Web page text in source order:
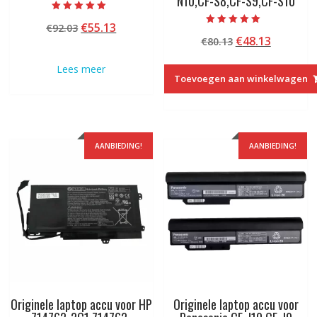
5.00
van 5
€92.03 Oorspronkelijke
€92.03.
€55.13
Lees meer
5.00
van 5
€80.13
was:
€80.13.
€48.13Huidige
is:
€48.13.
Toevoegen aan winkelwagen
AANBIEDING!
Originele laptop accu voor HP
AANBIEDING!
Originele laptop accu voor